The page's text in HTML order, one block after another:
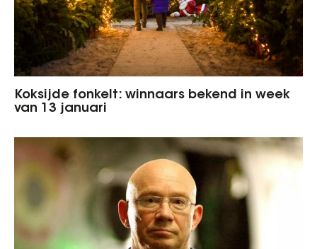
Koksijde fonkelt: winnaars bekend in week
van 13 januari